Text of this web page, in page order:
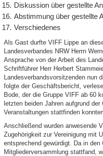
Diskussion über gestellte
Abstimmung über gestellte
Verschiedenes
Als Gast durfte VIFF Lippe an
Landesverbandes NRW Herrn
Ansprache von der Arbeit des
Schriftführer Herr Herbert
Landesverbandsvorsitzenden nun
folgte der Geschäftsbericht,
Bode, der die Gruppe VIFF ab 60
letzten beiden Jahren aufgrund der
Veranstaltungen stattfinden
Anschließend wurden anwesende
Zugehörigkeit zur Vereinigung mit
entsprechend gewürdigt. Da in den
Mitgliederversammlung stattfand,